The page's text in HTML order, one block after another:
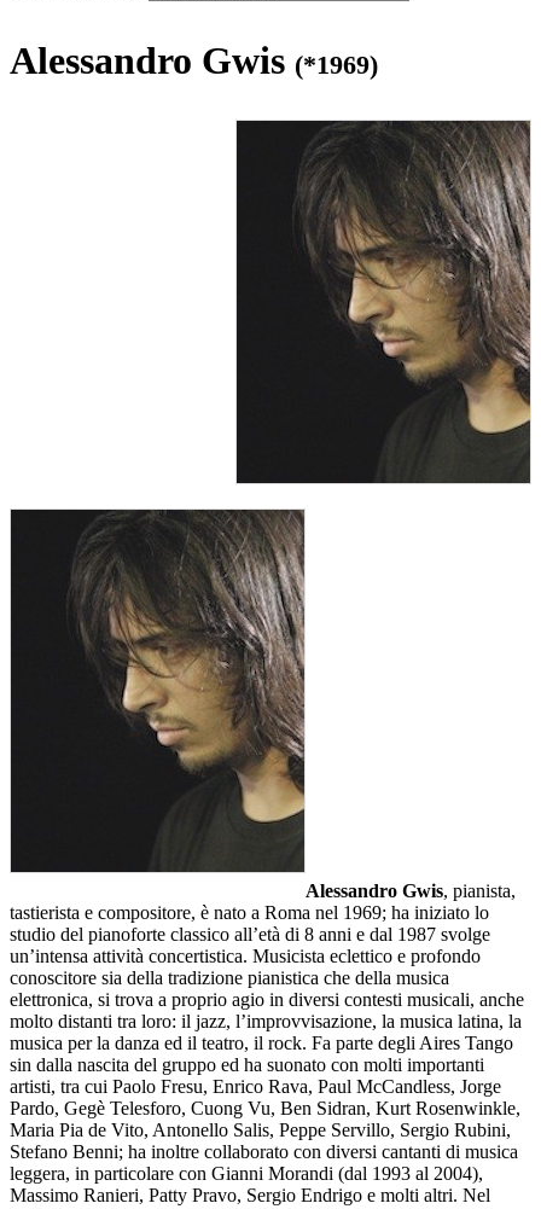
Alessandro Gwis (*1969)
Alessandro Gwis, pianista,
tastierista e compositore, è nato a Roma nel 1969; ha iniziato lo
studio del pianoforte classico all’età di 8 anni e dal 1987 svolge
un’intensa attività concertistica. Musicista eclettico e profondo
conoscitore sia della tradizione pianistica che della musica
elettronica, si trova a proprio agio in diversi contesti musicali, anche
molto distanti tra loro: il jazz, l’improvvisazione, la musica latina, la
musica per la danza ed il teatro, il rock. Fa parte degli Aires Tango
sin dalla nascita del gruppo ed ha suonato con molti importanti
artisti, tra cui Paolo Fresu, Enrico Rava, Paul McCandless, Jorge
Pardo, Gegè Telesforo, Cuong Vu, Ben Sidran, Kurt Rosenwinkle,
Maria Pia de Vito, Antonello Salis, Peppe Servillo, Sergio Rubini,
Stefano Benni; ha inoltre collaborato con diversi cantanti di musica
leggera, in particolare con Gianni Morandi (dal 1993 al 2004),
Massimo Ranieri, Patty Pravo, Sergio Endrigo e molti altri. Nel